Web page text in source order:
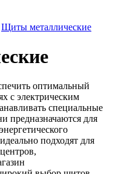
Щиты металлические
оптимальный
с электрическим
специальные
для
подходят для